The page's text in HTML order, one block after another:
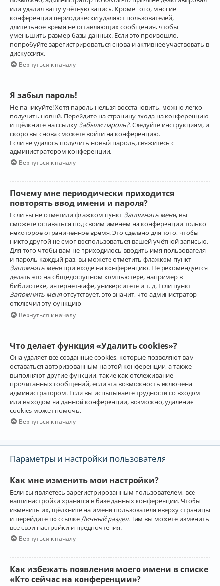
или удалил вашу учётную запись. Кроме того, многие
конференции периодически удаляют пользователей,
длительное время не оставляющих сообщения, чтобы
уменьшить размер базы данных. Если это произошло,
попробуйте зарегистрироваться снова и активнее участвовать в
дискуссиях.
Вернуться к началу
Я забыл пароль!
Не паникуйте! Хотя пароль нельзя восстановить, можно легко
получить новый. Перейдите на страницу входа на конференцию
и щёлкните на ссылку Забыли пароль?. Следуйте инструкциям, и
скоро вы снова сможете войти на конференцию.
Если не удалось получить новый пароль, свяжитесь с
администратором конференции.
Вернуться к началу
Почему мне периодически приходится
повторять ввод имени и пароля?
Если вы не отметили флажком пунктЗапомнить меня, вы
сможете оставаться под своим именем на конференции только
некоторое ограниченное время. Это сделано для того, чтобы
никто другой не смог воспользоваться вашей учётной записью.
Для того чтобы вам не приходилось вводить имя пользователя
и пароль каждый раз, вы можете отметить флажком пункт
Запомнить меняпри входе на конференцию. Не рекомендуется
делать это на общедоступном компьютере, например в
библиотеке, интернет-кафе, университете и т. д. Если пункт
Запомнить меняотсутствует, это значит, что администратор
отключил эту функцию.
Вернуться к началу
Что делает функция «Удалить cookies»?
Она удаляет все созданные cookies, которые позволяют вам
оставаться авторизованным на этой конференции, а также
выполняют другие функции, такие как отслеживание
прочитанных сообщений, если эта возможность включена
администратором. Если вы испытываете трудности со входом
или выходом на данной конференции, возможно, удаление
cookies может помочь.
Вернуться к началу
Параметры и настройки пользователя
Как мне изменить мои настройки?
Если вы являетесь зарегистрированным пользователем, все
ваши настройки хранятся в базе данных конференции. Чтобы
изменить их, щёлкните на имени пользователя вверху страницы
и перейдите по ссылке Личный раздел. Там вы можете изменить
все свои настройки и предпочтения.
Вернуться к началу
Как избежать появления моего имени в списке
«Кто сейчас на конференции»?